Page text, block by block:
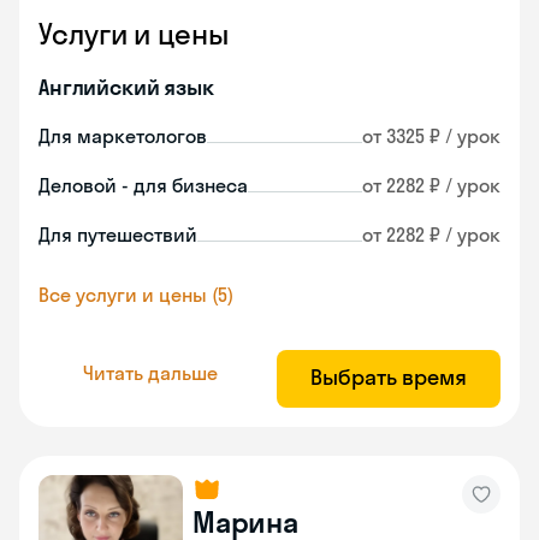
Услуги и цены
Английский язык
Для маркетологов от 3325 ₽ / урок
Деловой - для бизнеса от 2282 ₽ / урок
Для путешествий от 2282 ₽ / урок
Все услуги и цены (5)
Читать дальше Выбрать время
Марина